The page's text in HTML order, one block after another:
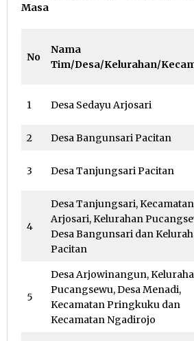
Masa
No
Nama
Tim/Desa/Kelurahan/
1 Desa Sedayu Arjosari
2 Desa Bangunsari Pacitan
3 Desa Tanjungsari Pacitan
4
Desa Tanjungsari, Kecamatan
Arjosari, Kelurahan
Desa Bangunsari dan
Pacitan
5
Desa Arjowinangun,
Pucangsewu, Desa Menadi,
Kecamatan Pringkuku dan
Kecamatan Ngadirojo